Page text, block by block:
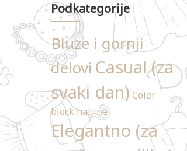
Podkategorije
Bluze i gornji
delovi Casual (za
svaki dan) Color
block haljine
Elegantno (za